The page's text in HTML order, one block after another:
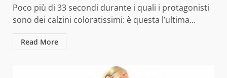
Poco più di 33 secondi durante i quali i protagonisti
sono dei calzini coloratissimi: è questa l’ultima...
Read More